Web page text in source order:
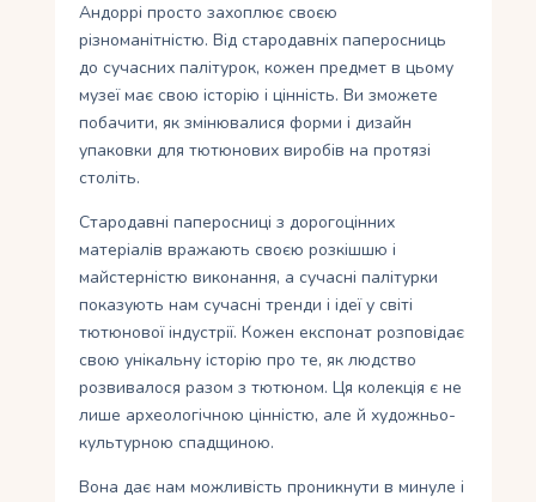
Андоррі просто захоплює своєю
різноманітністю. Від стародавніх паперосниць
до сучасних палітурок, кожен предмет в цьому
музеї має свою історію і цінність. Ви зможете
побачити, як змінювалися форми і дизайн
упаковки для тютюнових виробів на протязі
століть.
Стародавні паперосниці з дорогоцінних
матеріалів вражають своєю розкішшю і
майстерністю виконання, а сучасні палітурки
показують нам сучасні тренди і ідеї у світі
тютюнової індустрії. Кожен експонат розповідає
свою унікальну історію про те, як людство
розвивалося разом з тютюном. Ця колекція є не
лише археологічною цінністю, але й художньо-
культурною спадщиною.
Вона дає нам можливість проникнути в минуле і